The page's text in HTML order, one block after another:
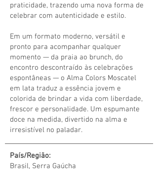
praticidade, trazendo uma nova forma de
celebrar com autenticidade e estilo.
Em um formato moderno, versátil e
pronto para acompanhar qualquer
momento — da praia ao brunch, do
encontro descontraído às celebrações
espontâneas — o Alma Colors Moscatel
em lata traduz a essência jovem e
colorida de brindar a vida com liberdade,
frescor e personalidade. Um espumante
doce na medida, divertido na alma e
irresistível no paladar.
País/Região:
Brasil, Serra Gaúcha